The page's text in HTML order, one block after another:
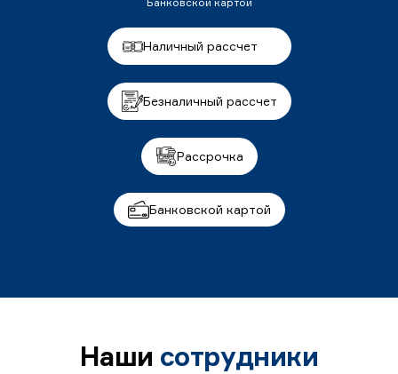
Наличный рассчет
Безналичный рассчет
Рассрочка
Банковской картой
Наши сотрудники